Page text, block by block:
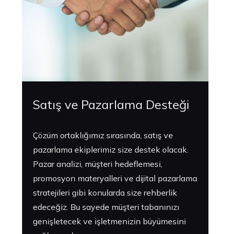
Satış ve Pazarlama Desteği
Çözüm ortaklığımız sırasında, satış ve
pazarlama ekiplerimiz size destek olacak.
Pazar analizi, müşteri hedeflemesi,
promosyon materyalleri ve dijital pazarlama
stratejileri gibi konularda size rehberlik
edeceğiz. Bu sayede müşteri tabanınızı
genişletecek ve işletmenizin büyümesini